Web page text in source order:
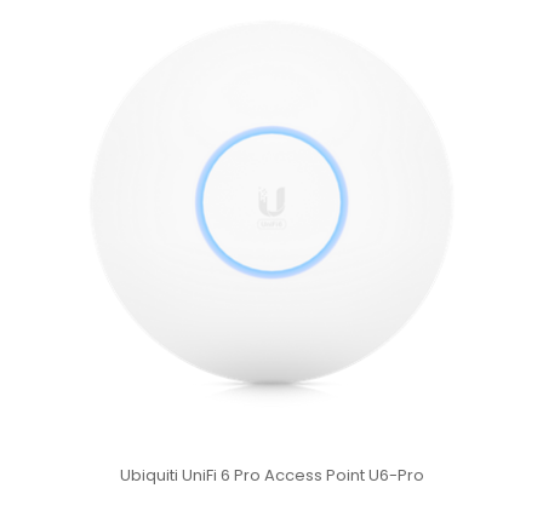
Ubiquiti UniFi 6 Pro Access Point U6-Pro